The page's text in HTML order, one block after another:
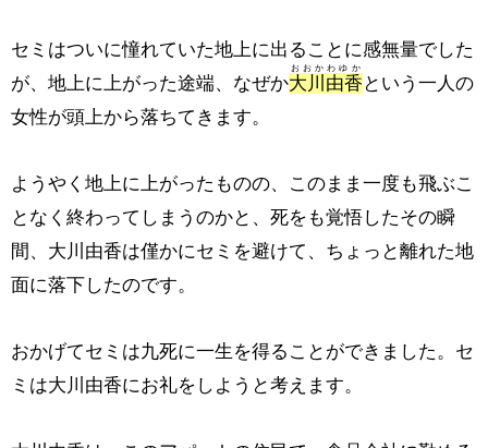
セミはついに憧れていた地上に出ることに感無量でした
が、地上に上がった途端、なぜか大川由香
おおかわゆか
という一人の
女性が頭上から落ちてきます。
ようやく地上に上がったものの、このまま一度も飛ぶこ
となく終わってしまうのかと、死をも覚悟したその瞬
間、大川由香は僅かにセミを避けて、ちょっと離れた地
面に落下したのです。
おかげてセミは九死に一生を得ることができました。セ
ミは大川由香にお礼をしようと考えます。